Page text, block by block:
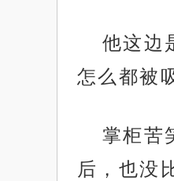
他这边
怎么都被
掌柜苦
后，也没